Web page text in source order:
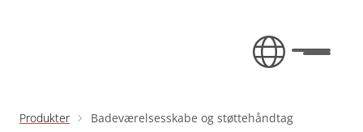
Toggle
Produkter Badeværelsesskabe og støttehåndtag